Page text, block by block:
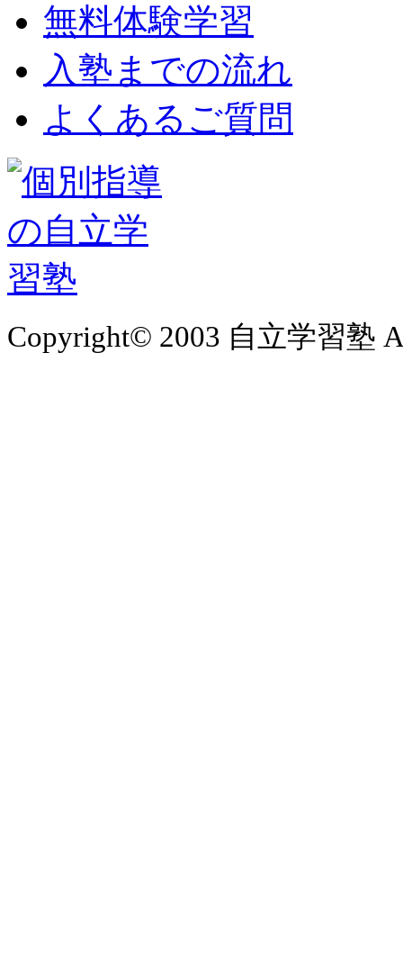
無料体験学習
入塾までの流れ
よくあるご質問
Copyright© 2003 自立学習塾